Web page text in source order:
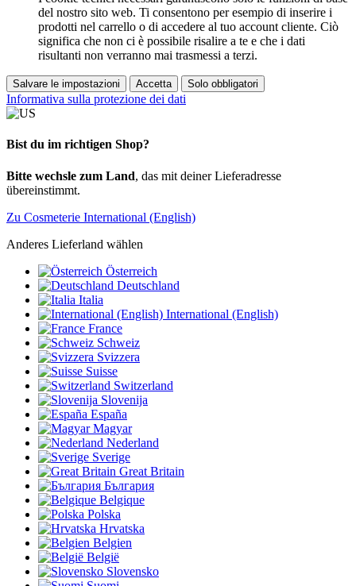
del nostro sito web. Ti consentono per esempio di inserire i
prodotti nel carrello o di accedere al tuo account cliente. Ciò
significa che non ci è possibile risalire a te e che i dati
risultanti non verranno mai trasmessi a terzi.
Salvare le impostazioni Accetta Solo obbligatori
Informativa sulla protezione dei dati
Bist du im richtigen Shop?
Bitte wechsle zum Land, das mit deiner Lieferadresse
übereinstimmt.
Zu Cosmeterie International (English)
Anderes Lieferland wählen
Österreich
Deutschland
Italia
International (English)
France
Schweiz
Svizzera
Suisse
Switzerland
Slovenija
España
Magyar
Nederland
Sverige
Great Britain
България
Belgique
Polska
Hrvatska
Belgien
België
Slovensko